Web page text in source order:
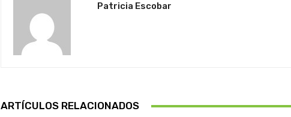
Patricia Escobar
ARTÍCULOS RELACIONADOS